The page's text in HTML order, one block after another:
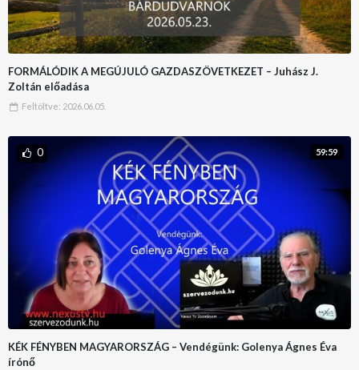
FORMÁLÓDIK A MEGÚJULÓ GAZDASZÖVETKEZET – Juhász J.
Zoltán előadása
Feltöltve: 2026.06.05.
59:59
0
KÉK FÉNYBEN MAGYARORSZÁG – Vendégünk: Golenya Ágnes Éva
írónő